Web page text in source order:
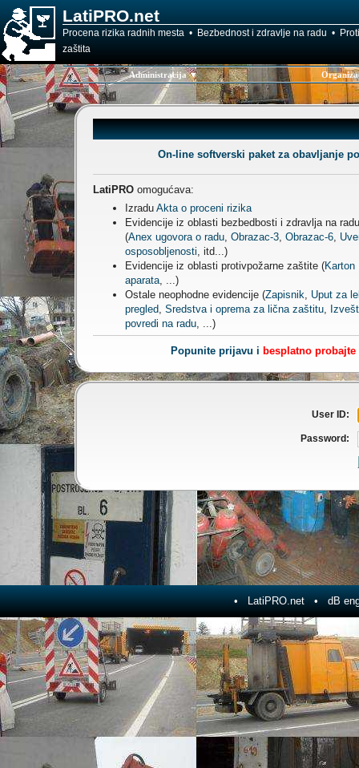
LatiPRO.net
Procena rizika radnih mesta • Bezbednost i zdravlje na radu •
zaštita
Administracija ▼
On-line softverski paket za obavljanje
LatiPRO omogućava:
Izradu Akta o proceni rizika
Evidencije iz oblasti bezbedbosti i zdravlja na radu
(Anex ugovora o radu, Obrazac-3, Obrazac-6,
osposobljenosti, itd...)
Evidencije iz oblasti protivpožarne zaštite (Karton
aparata, ...)
Ostale neophodne evidencije (Zapisnik, Uput za
pregled, Sredstva i oprema za lična zaštitu,
povredi na radu, ...)
Popunite prijavu i besplatno probajte
User ID:
Password:
• LatiPRO.net • dB